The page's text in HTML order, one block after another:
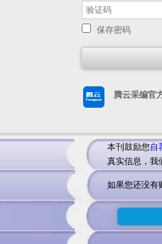
保存密码
腾云采编官
本刊鼓励您自
真实信息，我
如果您还没有